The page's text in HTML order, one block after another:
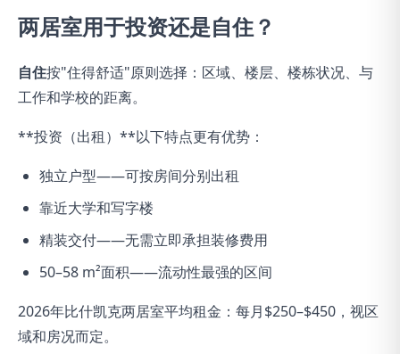
两居室用于投资还是自住？
自住按"住得舒适"原则选择：区域、楼层、楼栋状况、与
工作和学校的距离。
**投资（出租）**以下特点更有优势：
独立户型——可按房间分别出租
靠近大学和写字楼
精装交付——无需立即承担装修费用
50–58 m²面积——流动性最强的区间
2026年比什凯克两居室平均租金：每月$250–$450，视区
域和房况而定。